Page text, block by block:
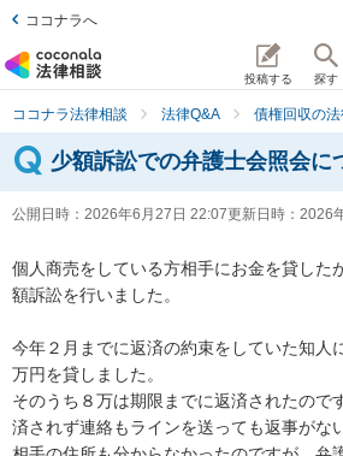
ココナラへ
投稿する 探す
ココナラ法律相談 法律Q&A 債権回収の
少額訴訟での弁護士会照会に
公開日時： 2026年6月27日 22:07更新日時： 2026
個人商売をしている方相手にお金を貸した
額訴訟を行いました。
今年２月までに返済の約束をしていた知人
万円を貸しました。
そのうち８万は期限までに返済されたので
済されず連絡もラインを送っても返事がな